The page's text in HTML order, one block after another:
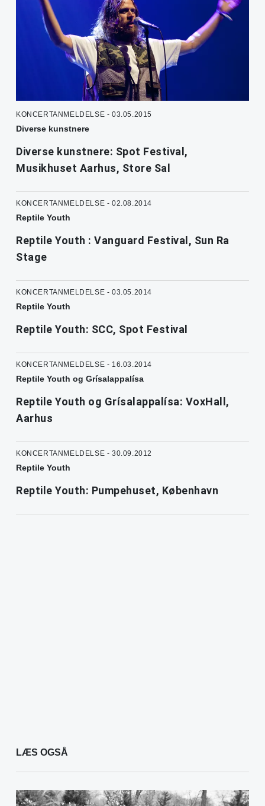
KONCERTANMELDELSE - 03.05.2015
Diverse kunstnere
Diverse kunstnere: Spot Festival,
Musikhuset Aarhus, Store Sal
KONCERTANMELDELSE - 02.08.2014
Reptile Youth
Reptile Youth : Vanguard Festival, Sun Ra
Stage
KONCERTANMELDELSE - 03.05.2014
Reptile Youth
Reptile Youth: SCC, Spot Festival
KONCERTANMELDELSE - 16.03.2014
Reptile Youth og Grísalappalísa
Reptile Youth og Grísalappalísa: VoxHall,
Aarhus
KONCERTANMELDELSE - 30.09.2012
Reptile Youth
Reptile Youth: Pumpehuset, København
LÆS OGSÅ